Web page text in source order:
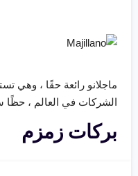
ماجلانو رائعة حقًا ، وهي
الشركات في العالم ، حظًا
بركات زمزم